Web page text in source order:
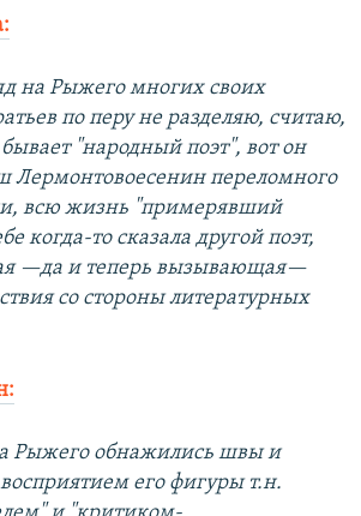
на Рыжего многих своих
по перу не разделяю, считаю,
"народный поэт", вот он
Лермонтовоесенин переломного
всю жизнь "примерявший
когда-то сказала другой поэт,
—да и теперь вызывающая—
со стороны литературных
Рыжего обнажились швы и
его фигуры т.н.